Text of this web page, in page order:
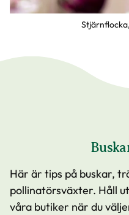
Här är tips på buskar,
pollinatörsväxter. Håll
våra butiker när du